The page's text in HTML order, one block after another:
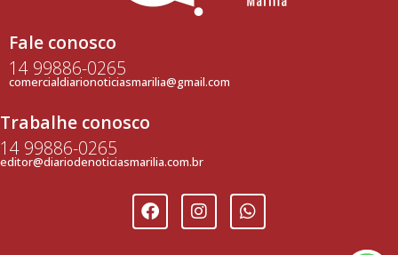
Fale conosco
14 99886-0265
comercialdiarionoticiasmarilia@gmail.com
Trabalhe conosco
14 99886-0265
editor@diariodenoticiasmarilia.com.br